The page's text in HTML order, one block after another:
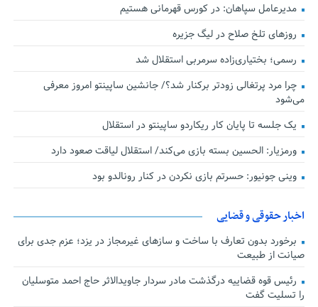
مدیرعامل سپاهان: در کورس قهرمانی هستیم
روزهای تلخ صلاح در لیگ جزیره
رسمی؛ بختیاری‌زاده سرمربی استقلال شد
چرا مرد پرتغالی زودتر برکنار شد؟/ جانشین ساپینتو امروز معرفی
می‌شود
یک جلسه تا پایان کار ریکاردو ساپینتو در استقلال
ورمزیار: الحسین بسته بازی می‌کند/ استقلال لیاقت صعود دارد
وینی جونیور: حسرتم بازی نکردن در کنار رونالدو بود
اخبار حقوقی و قضایی
برخورد بدون تعارف با ساخت‌ و سازهای غیرمجاز در یزد؛ عزم جدی برای
صیانت از طبیعت
رئیس قوه قضاییه درگذشت مادر سردار جاویدالاثر حاج احمد متوسلیان
را تسلیت گفت